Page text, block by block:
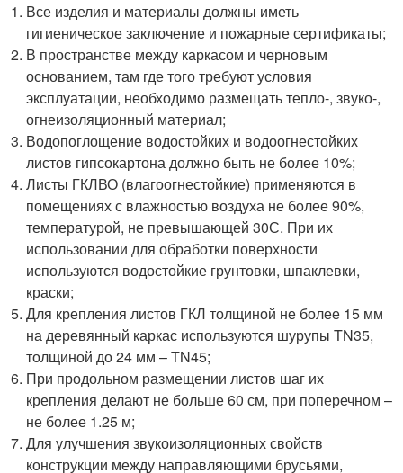
Все изделия и материалы должны иметь
гигиеническое заключение и пожарные сертификаты;
В пространстве между каркасом и черновым
основанием, там где того требуют условия
эксплуатации, необходимо размещать тепло-, звуко-,
огнеизоляционный материал;
Водопоглощение водостойких и водоогнестойких
листов гипсокартона должно быть не более 10%;
Листы ГКЛВО (влагоогнестойкие) применяются в
помещениях с влажностью воздуха не более 90%,
температурой, не превышающей 30С. При их
использовании для обработки поверхности
используются водостойкие грунтовки, шпаклевки,
краски;
Для крепления листов ГКЛ толщиной не более 15 мм
на деревянный каркас используются шурупы TN35,
толщиной до 24 мм – TN45;
При продольном размещении листов шаг их
крепления делают не больше 60 см, при поперечном –
не более 1.25 м;
Для улучшения звукоизоляционных свойств
конструкции между направляющими брусьями,